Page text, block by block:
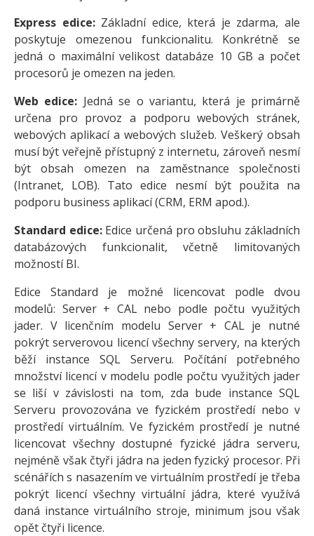
Express edice:Základní edice, která je zdarma, ale
poskytuje omezenou funkcionalitu. Konkrétně se
jedná o maximální velikost databáze 10 GB a počet
procesorů je omezen na jeden.
Web edice: Jedná se o variantu, která je primárně
určena pro provoz a podporu webových stránek,
webových aplikací a webových služeb. Veškerý obsah
musí být veřejně přístupný z internetu, zároveň nesmí
být obsah omezen na zaměstnance společnosti
(Intranet, LOB). Tato edice nesmí být použita na
podporu business aplikací (CRM, ERM apod.).
Standard edice:Edice určená pro obsluhu základních
databázových funkcionalit, včetně limitovaných
možností BI.
Edice Standard je možné licencovat podle dvou
modelů: Server + CAL nebo podle počtu využitých
jader. V licenčním modelu Server + CAL je nutné
pokrýt serverovou licencí všechny servery, na kterých
běží instance SQL Serveru. Počítání potřebného
množství licencí v modelu podle počtu využitých jader
se liší v závislosti na tom, zda bude instance SQL
Serveru provozována ve fyzickém prostředí nebo v
prostředí virtuálním. Ve fyzickém prostředí je nutné
licencovat všechny dostupné fyzické jádra serveru,
nejméně však čtyři jádra na jeden fyzický procesor. Při
scénářích s nasazením ve virtuálním prostředí je třeba
pokrýt licencí všechny virtuální jádra, které využívá
daná instance virtuálního stroje, minimum jsou však
opět čtyři licence.